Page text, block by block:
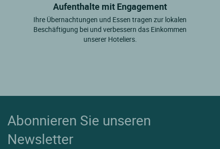
Aufenthalte mit Engagement
Ihre Übernachtungen und Essen tragen zur lokalen
Beschäftigung bei und verbessern das Einkommen
unserer Hoteliers.
Abonnieren Sie unseren
Newsletter